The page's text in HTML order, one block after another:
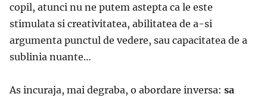
copil, atunci nu ne putem astepta ca le este
stimulata si creativitatea, abilitatea de a-si
argumenta punctul de vedere, sau capacitatea de a
sublinia nuante…
As incuraja, mai degraba, o abordare inversa: sa